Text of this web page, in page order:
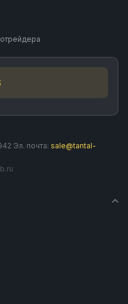
Эл. почта: sale@tantal-